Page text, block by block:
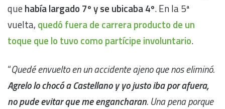
quehabía largado 7º y se ubicaba 4º. En la 5ª
vuelta, quedó fuera de carrera producto de un
toque que lo tuvo como partícipe involuntario.
“Quedé envuelto en un accidente ajeno que nos eliminó.
Agrelo lo chocó a Castellano y yo justo iba por afuera,
no pude evitar que me engancharan. Una pena porque